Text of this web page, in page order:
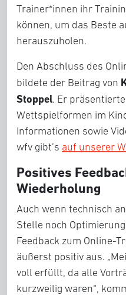
Trainer*innen ihr
können, um das Beste
herauszuholen.
Den Abschluss des
bildete der Beitrag von
Stoppel. Er
Wettspielformen im
Informationen sowie
wfv gibt’s auf unserer
Positives
Wiederholung
Auch wenn technisch
Stelle noch
Feedback zum Online-
äußerst positiv aus.
voll erfüllt, da alle
kurzweilig waren“,